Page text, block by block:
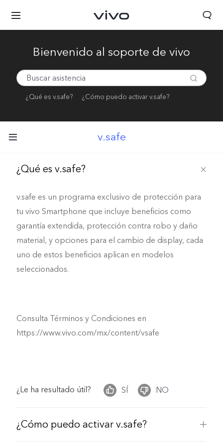
México | Seleccione país/región
Bienvenido al soporte de vivo
¿Qué es v.safe? ¿Cómo puedo activar v.safe?
v.safe
¿Qué es v.safe?
v.safe es un programa exclusivo de protección para
tu vivo Smartphone que incluye beneficios como
garantía extendida, protección contra robo y daño
material, y opciones para el cambio de display, cada
uno de estos beneficios aplican en modelos
seleccionados.
Consulta Términos y Condiciones en
https://www.vivo.com/mx/content/vsafe
¿Le ha resultado útil? SÍ NO
¿Cómo puedo activar v.safe?